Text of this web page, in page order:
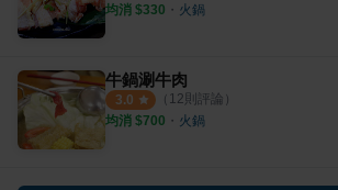
均消 $330 ・ 火鍋
牛鍋涮牛肉
3.0 （ 12則評論）
均消 $700 ・ 火鍋